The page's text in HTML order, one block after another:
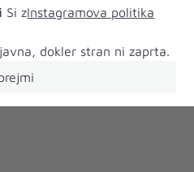
Si zInstagramova politika
dokler stran ni zaprta.